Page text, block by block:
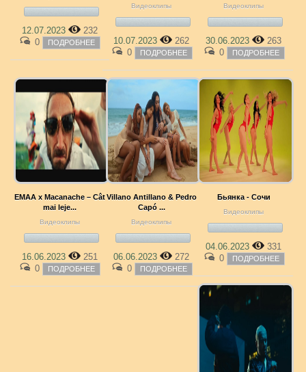
12.07.2023
232
0
ПОДРОБНЕЕ
Видеоклипы
10.07.2023
262
0
ПОДРОБНЕЕ
Видеоклипы
30.06.2023
263
0
ПОДРОБНЕЕ
EMAA x Macanache – Cât
mai leje...
Видеоклипы
16.06.2023
251
0
ПОДРОБНЕЕ
Villano Antillano & Pedro
Capó ...
Видеоклипы
06.06.2023
272
0
ПОДРОБНЕЕ
Бьянка - Сочи
Видеоклипы
04.06.2023
331
0
ПОДРОБНЕЕ